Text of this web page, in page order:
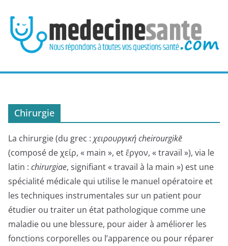
contenu
Chirurgie
La chirurgie (du grec : χειρουργική cheirourgikē
(composé de χείρ, « main », et ἔργον, « travail »), via le
latin : chirurgiae, signifiant « travail à la main ») est une
spécialité médicale qui utilise le manuel opératoire et
les techniques instrumentales sur un patient pour
étudier ou traiter un état pathologique comme une
maladie ou une blessure, pour aider à améliorer les
fonctions corporelles ou l’apparence ou pour réparer